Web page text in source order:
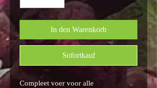
In den Warenkorb
Sofortkauf
Compleet voer voor alle